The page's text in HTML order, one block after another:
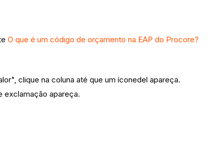
O que é um código de orçamento na EAP do Procore?
clique na coluna até que um íconedel apareça.
exclamação apareça.